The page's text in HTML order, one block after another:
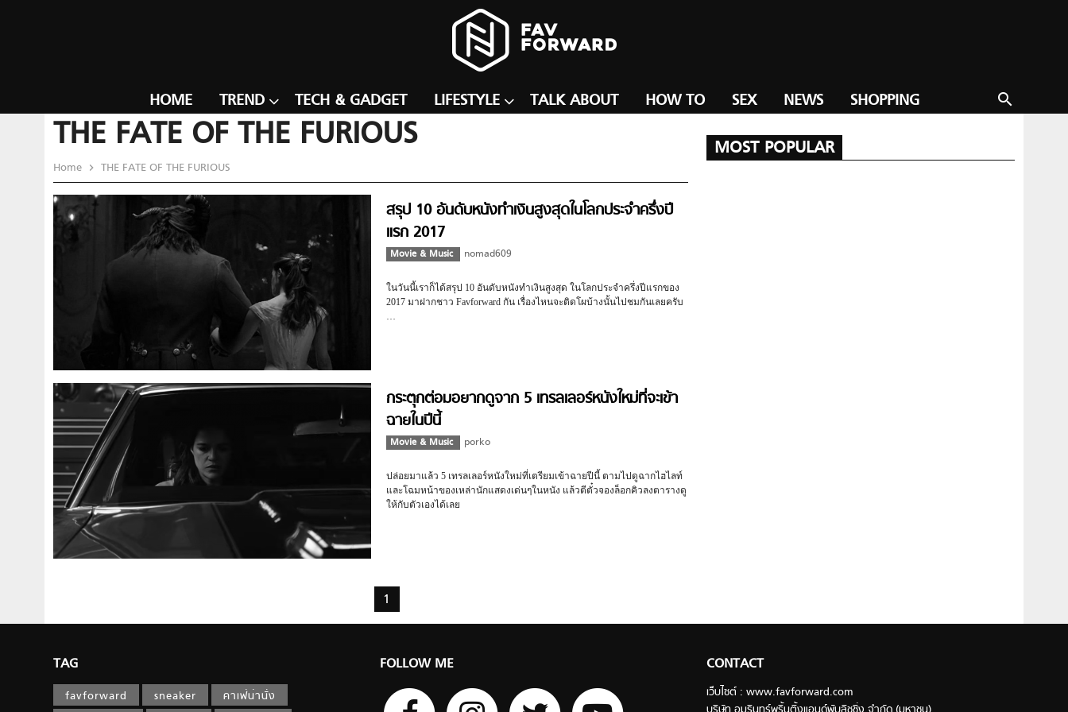
search
HOME TREND TECH & GADGET LIFESTYLE TALK ABOUT HOW TO SEX NEWS SHOPPING
THE FATE OF THE FURIOUS
Home THE FATE OF THE FURIOUS
สรุป 10 อันดับหนังทำเงินสูงสุดในโลกประจำครึ่งปี
แรก 2017
Movie & Music nomad609
ในวันนี้เราก็ได้สรุป 10 อันดับหนังทำเงินสูงสุด ในโลกประจำครึ่งปีแรกของ
2017 มาฝากชาว Favforward กัน เรื่องไหนจะติดโผบ้างนั้นไปชมกันเลยครับ
…
กระตุกต่อมอยากดูจาก 5 เทรลเลอร์หนังใหม่ที่จะเข้า
ฉายในปีนี้
Movie & Music porko
ปล่อยมาแล้ว 5 เทรลเลอร์หนังใหม่ที่เตรียมเข้าฉายปีนี้ ตามไปดูฉากไฮไลท์
และโฉมหน้าของเหล่านักแสดงเด่นๆในหนัง แล้วตีตั๋วจองล็อกคิวลงตารางดู
ให้กับตัวเองได้เลย
1
MOST POPULAR
TAG
favforward sneaker คาเฟ่น่านั่ง
FOLLOW ME CONTACT
เว็บไซต์ : www.favforward.com